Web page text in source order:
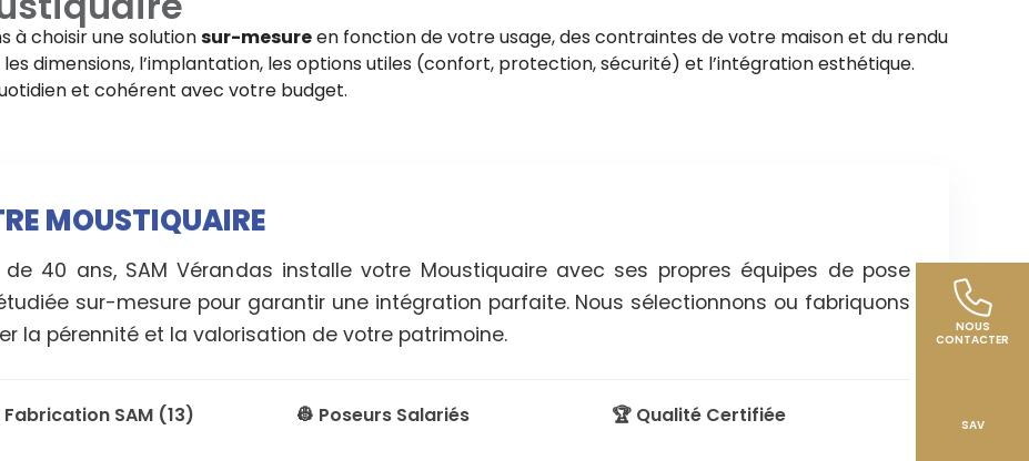
NOUS
CONTACTER
SAV
à choisir une solutionsur-mesureen fonction de votre usage, des contraintes de votre maison et du rendu
dimensions, l’implantation, les options utiles (confort, protection, sécurité) et l’intégration esthétique.
et cohérent avec votre budget.
MOUSTIQUAIRE
40 ans, SAM Vérandas installe votre Moustiquaire avec ses propres équipes de pose
sur-mesure pour garantir une intégration parfaite. Nous sélectionnons ou fabriquons
la pérennité et la valorisation de votre patrimoine.
Fabrication SAM (13) 👷 Poseurs Salariés 🏆 Qualité Certifiée